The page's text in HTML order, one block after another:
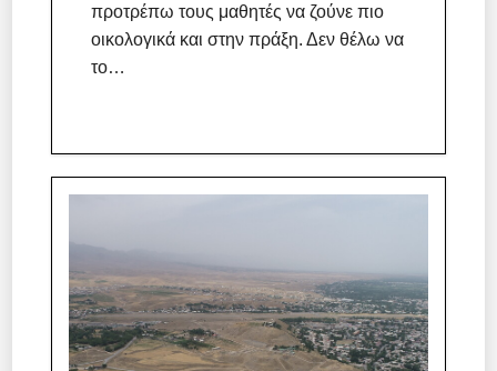
προτρέπω τους μαθητές να ζούνε πιο
οικολογικά και στην πράξη. Δεν θέλω να
το…